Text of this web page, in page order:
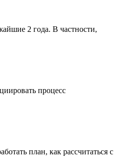
2 года. В частности,
процесс
план, как рассчитаться с